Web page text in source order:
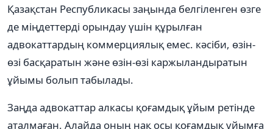
Қазақстан Республикасы заңында белгіленген өзге
де міңдеттерді орындау үшін құрылған
адвокаттардың коммерциялық емес. кәсіби, өзін-
өзі басқаратын және өзін-өзі каржыландыратын
ұйымы болып табылады.
Заңда адвокаттар алкасы қоғамдық ұйым ретінде
аталмаған. Алайда оның нақ осы қоғамдық ұйымға